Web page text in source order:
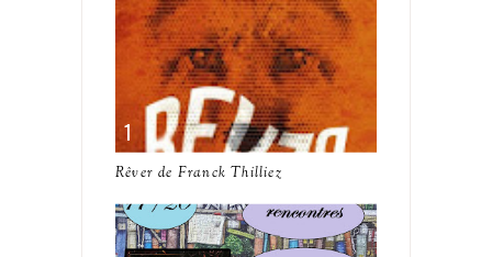
Rêver de Franck Thilliez